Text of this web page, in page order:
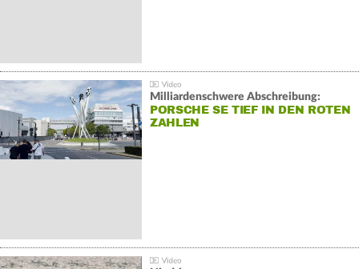
Milliardenschwere Abschreibung:
PORSCHE SE TIEF IN DEN ROTEN
ZAHLEN